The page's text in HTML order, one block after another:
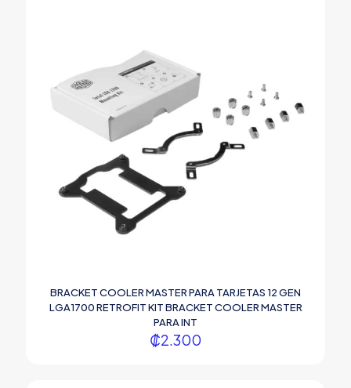
BRACKET COOLER MASTER PARA TARJETAS 12 GEN
LGA1700 RETROFIT KIT BRACKET COOLER MASTER
PARA INT
₡2.300